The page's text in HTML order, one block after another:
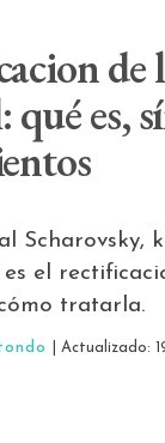
de
qué es,
Scharovsky,
el
tratarla.
| Actualizado: